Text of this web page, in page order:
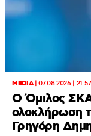
MEDIA|07.08.2026 | 21:57
Ο Όμιλος
ολοκλήρωση
Γρηγόρη